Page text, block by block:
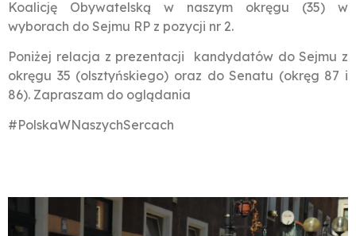
Koalicję Obywatelską w naszym okręgu (35) w
wyborach do Sejmu RP z pozycji nr 2.
Poniżej relacja z prezentacji kandydatów do Sejmu z
okręgu 35 (olsztyńskiego) oraz do Senatu (okręg 87 i
86). Zapraszam do oglądania
#PolskaWNaszychSercach